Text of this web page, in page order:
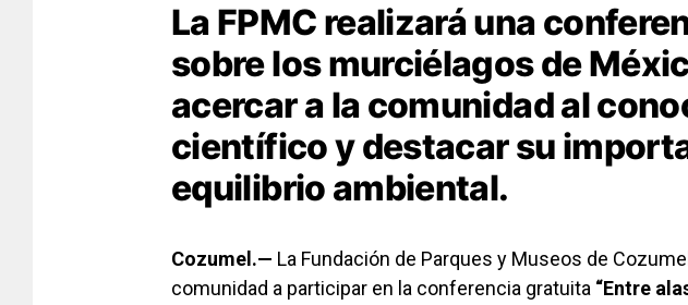
La FPMC realizará una
sobre los murciélagos de
acercar a la comunidad al
científico y destacar su
equilibrio ambiental.
Cozumel.— La Fundación de Parques y Museos de
comunidad a participar en la conferencia gratuita “Entre